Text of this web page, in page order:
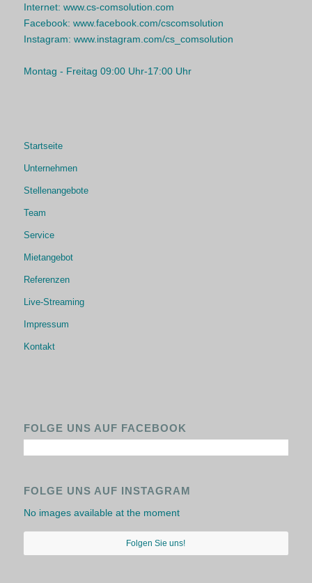
Internet: www.cs-comsolution.com
Facebook: www.facebook.com/cscomsolution
Instagram: www.instagram.com/cs_comsolution
Montag - Freitag 09:00 Uhr-17:00 Uhr
Startseite
Unternehmen
Stellenangebote
Team
Service
Mietangebot
Referenzen
Live-Streaming
Impressum
Kontakt
FOLGE UNS AUF FACEBOOK
FOLGE UNS AUF INSTAGRAM
No images available at the moment
Folgen Sie uns!